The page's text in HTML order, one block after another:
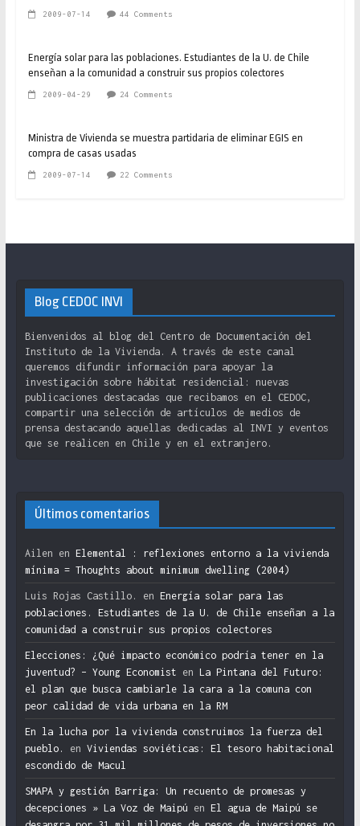
2009-07-14 44 Comments
Energía solar para las poblaciones. Estudiantes de la U. de Chile
enseñan a la comunidad a construir sus propios colectores
2009-04-29 24 Comments
Ministra de Vivienda se muestra partidaria de eliminar EGIS en
compra de casas usadas
2009-07-14 22 Comments
Blog CEDOC INVI
Bienvenidos al blog del Centro de Documentación del
Instituto de la Vivienda. A través de este canal
queremos difundir información para apoyar la
investigación sobre hábitat residencial: nuevas
publicaciones destacadas que recibamos en el CEDOC,
compartir una selección de artículos de medios de
prensa destacando aquellas dedicadas al INVI y eventos
que se realicen en Chile y en el extranjero.
Últimos comentarios
Ailen en Elemental : reflexiones entorno a la vivienda
mínima = Thoughts about minimum dwelling (2004)
Luis Rojas Castillo. en Energía solar para las
poblaciones. Estudiantes de la U. de Chile enseñan a la
comunidad a construir sus propios colectores
Elecciones: ¿Qué impacto económico podría tener en la
juventud? – Young Economist en La Pintana del Futuro:
el plan que busca cambiarle la cara a la comuna con
peor calidad de vida urbana en la RM
En la lucha por la vivienda construimos la fuerza del
pueblo.
en Viviendas soviéticas: El tesoro habitacional
escondido de Macul
SMAPA y gestión Barriga: Un recuento de promesas y
decepciones » La Voz de Maipú en El agua de Maipú se